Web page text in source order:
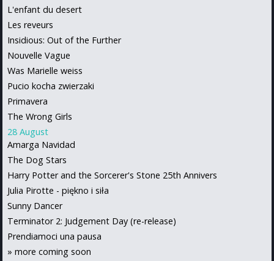
L'enfant du desert
Les reveurs
Insidious: Out of the Further
Nouvelle Vague
Was Marielle weiss
Pucio kocha zwierzaki
Primavera
The Wrong Girls
28 August
Amarga Navidad
The Dog Stars
Harry Potter and the Sorcerer's Stone 25th Annivers
Julia Pirotte - piękno i siła
Sunny Dancer
Terminator 2: Judgement Day (re-release)
Prendiamoci una pausa
» more coming soon